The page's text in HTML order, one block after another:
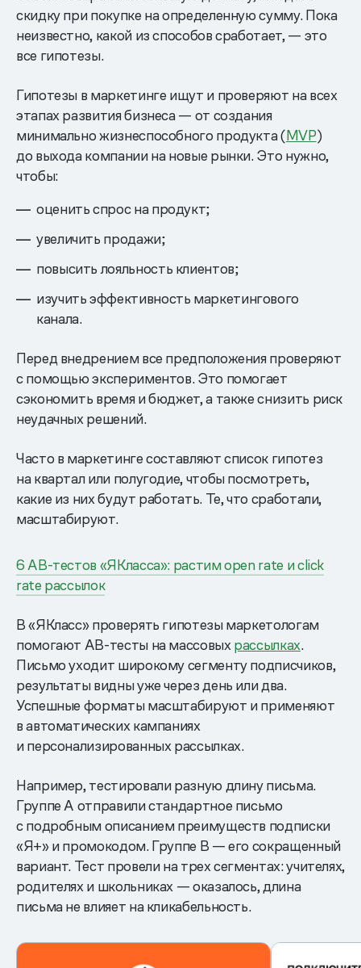
скидку при покупке на определенную сумму. Пока
неизвестно, какой из способов сработает, — это
все гипотезы.
Гипотезы в маркетинге ищут и проверяют на всех
этапах развития бизнеса — от создания
минимально жизнеспособного продукта (MVP)
до выхода компании на новые рынки. Это нужно,
чтобы:
оценить спрос на продукт;
увеличить продажи;
повысить лояльность клиентов;
изучить эффективность маркетингового
канала.
Перед внедрением все предположения проверяют
с помощью экспериментов. Это помогает
сэкономить время и бюджет, а также снизить риск
неудачных решений.
Часто в маркетинге составляют список гипотез
на квартал или полугодие, чтобы посмотреть,
какие из них будут работать. Те, что сработали,
масштабируют.
6 AB-тестов «ЯКласса»: растим open rate и click
rate рассылок
В «ЯКласс» проверять гипотезы маркетологам
помогают AB-тесты на массовыхрассылках.
Письмо уходит широкому сегменту подписчиков,
результаты видны уже через день или два.
Успешные форматы масштабируют и применяют
в автоматических кампаниях
и персонализированных рассылках.
Например, тестировали разную длину письма.
Группе А отправили стандартное письмо
с подробным описанием преимуществ подписки
«Я+» и промокодом. Группе B — его сокращенный
вариант. Тест провели на трех сегментах: учителях,
родителях и школьниках — оказалось, длина
письма не влияет на кликабельность.